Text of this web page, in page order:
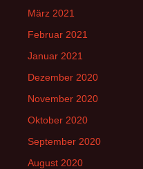
März 2021
Februar 2021
Januar 2021
Dezember 2020
November 2020
Oktober 2020
September 2020
August 2020